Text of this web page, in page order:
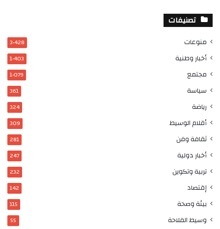
تصنيفات
منوعات 3٬428
أخبار وطنية 1٬403
مجتمع 1٬079
سياسة 361
رياضة 324
أقلام الوسيط 309
ثقافة وفن 281
أخبار دولية 247
تربية وتكوين 232
إقتصاد 142
بيئة وصحة 115
وسيط الفلاحة 55